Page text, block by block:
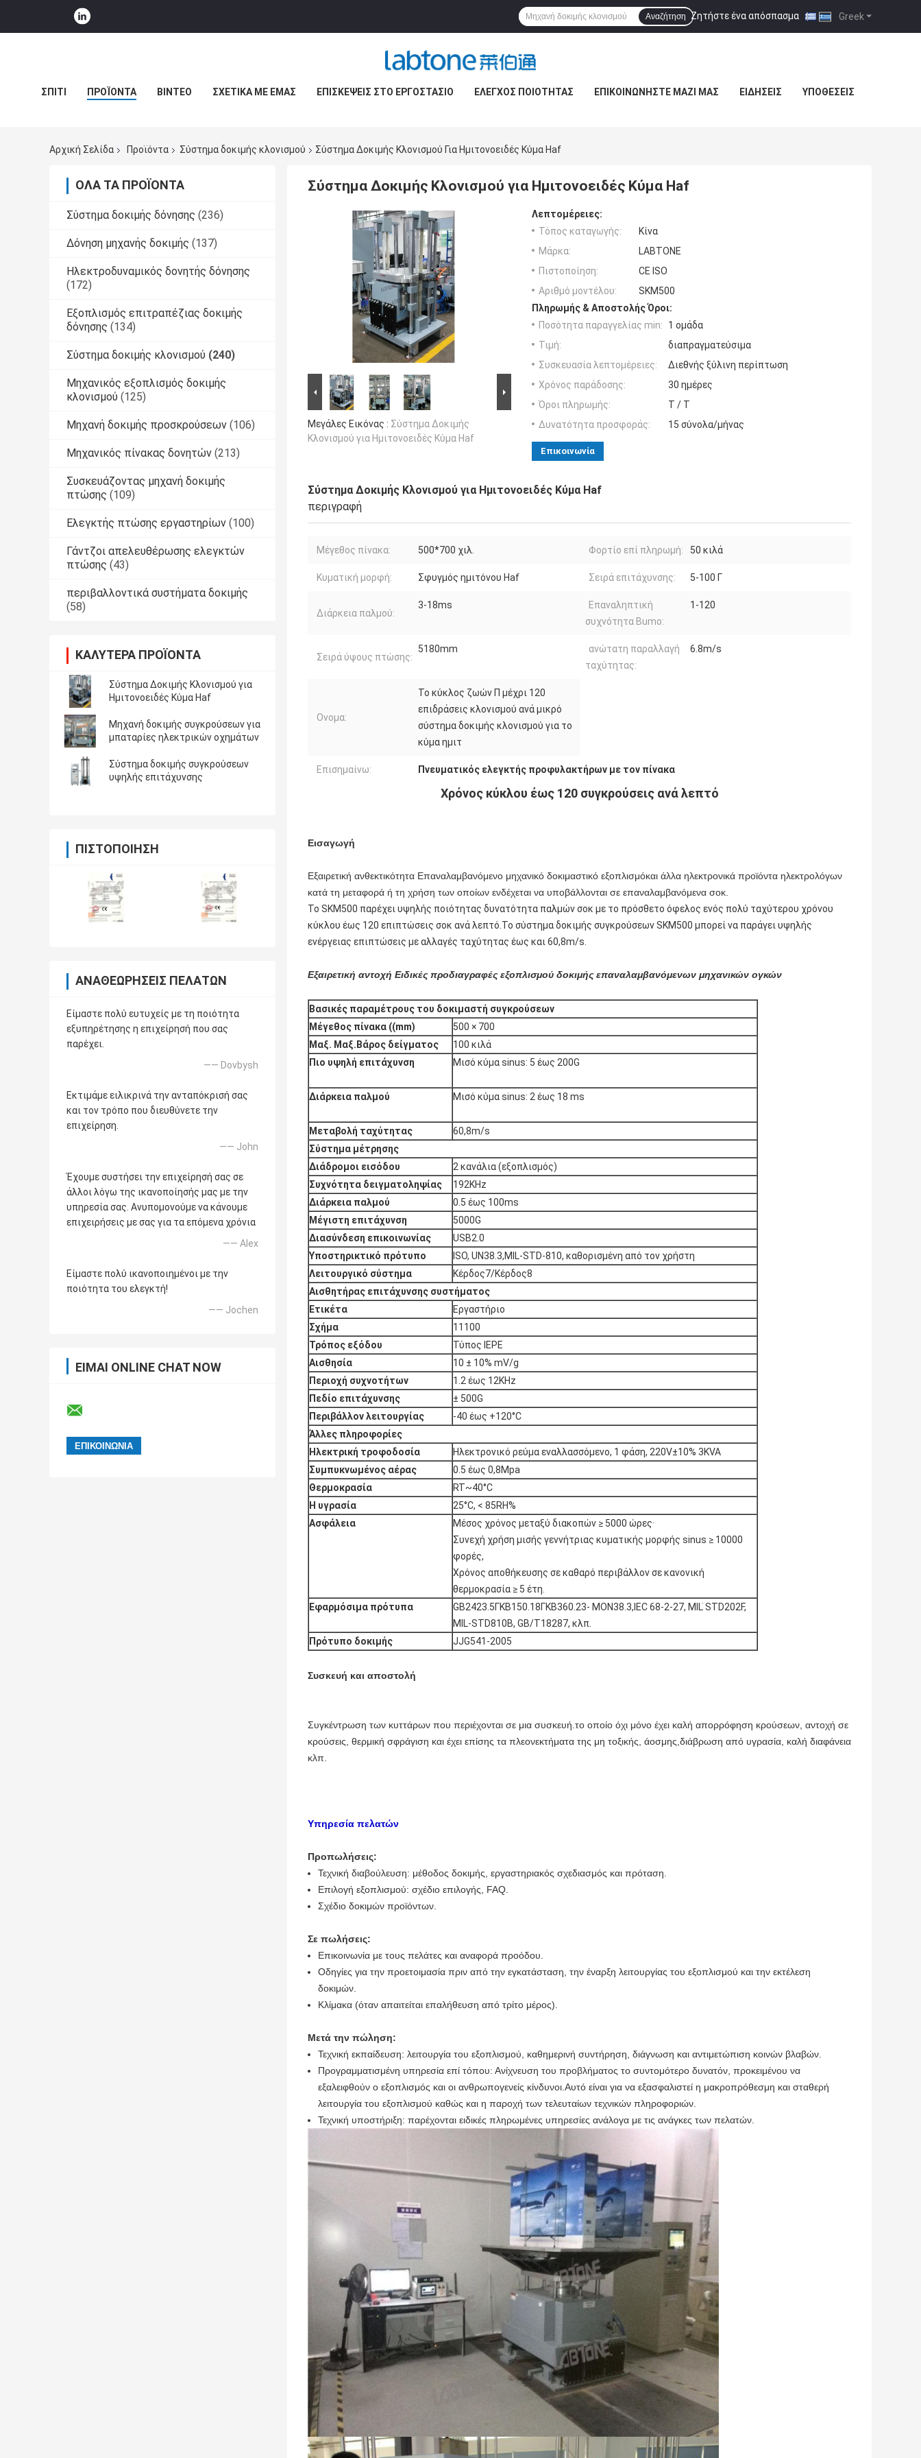
Greek
Ζητήστε ένα απόσπασμα |
Αναζήτηση
ΣΠΊΤΙ ΠΡΟΪΌΝΤΑ ΒΊΝΤΕΟ ΣΧΕΤΙΚΆ ΜΕ ΕΜΆΣ ΕΠΙΣΚΈΨΕΙΣ ΣΤΟ ΕΡΓΟΣΤΆΣΙΟ ΈΛΕΓΧΟΣ ΠΟΙΌΤΗΤΑΣ ΕΠΙΚΟΙΝΩΝΉΣΤΕ ΜΑΖΊ ΜΑΣ ΕΙΔΉΣΕΙΣ ΥΠΟΘΈΣΕΙΣ
Αρχική Σελίδα Προϊόντα Σύστημα δοκιμής κλονισμού Σύστημα Δοκιμής Κλονισμού Για Ημιτονοειδές Κύμα Haf
ΌΛΑ ΤΑ ΠΡΟΪΌΝΤΑ
Σύστημα δοκιμής δόνησης (236)
Δόνηση μηχανής δοκιμής (137)
Ηλεκτροδυναμικός δονητής δόνησης
(172)
Εξοπλισμός επιτραπέζιας δοκιμής
δόνησης (134)
Σύστημα δοκιμής κλονισμού (240)
Μηχανικός εξοπλισμός δοκιμής
κλονισμού (125)
Μηχανή δοκιμής προσκρούσεων (106)
Μηχανικός πίνακας δονητών (213)
Συσκευάζοντας μηχανή δοκιμής
πτώσης (109)
Ελεγκτής πτώσης εργαστηρίων (100)
Γάντζοι απελευθέρωσης ελεγκτών
πτώσης (43)
περιβαλλοντικά συστήματα δοκιμής
(58)
ΚΑΛΎΤΕΡΑ ΠΡΟΪΌΝΤΑ
Σύστημα Δοκιμής Κλονισμού για
Ημιτονοειδές Κύμα Haf
Μηχανή δοκιμής συγκρούσεων για
μπαταρίες ηλεκτρικών οχημάτων
Σύστημα δοκιμής συγκρούσεων
υψηλής επιτάχυνσης
ΠΙΣΤΟΠΟΊΗΣΗ
ΑΝΑΘΕΩΡΉΣΕΙΣ ΠΕΛΑΤΏΝ
Είμαστε πολύ ευτυχείς με τη ποιότητα
εξυπηρέτησης η επιχείρησή που σας
παρέχει.
—— Dovbysh
Εκτιμάμε ειλικρινά την ανταπόκρισή σας
και τον τρόπο που διευθύνετε την
επιχείρηση.
—— John
Έχουμε συστήσει την επιχείρησή σας σε
άλλοι λόγω της ικανοποίησής μας με την
υπηρεσία σας. Ανυπομονούμε να κάνουμε
επιχειρήσεις με σας για τα επόμενα χρόνια
—— Alex
Είμαστε πολύ ικανοποιημένοι με την
ποιότητα του ελεγκτή!
—— Jochen
ΕΊΜΑΙ ONLINE CHAT NOW
Σύστημα Δοκιμής Κλονισμού για Ημιτονοειδές Κύμα Haf
Μεγάλες Εικόνας : Σύστημα Δοκιμής
Κλονισμού για Ημιτονοειδές Κύμα Haf
Λεπτομέρειες:
Τόπος καταγωγής:
Κίνα
Μάρκα:
LABTONE
Πιστοποίηση:
CE ISO
Αριθμό μοντέλου:
SKM500
Πληρωμής & Αποστολής Όροι:
Ποσότητα παραγγελίας min:
1 ομάδα
Τιμή:
διαπραγματεύσιμα
Συσκευασία λεπτομέρειες:
Διεθνής ξύλινη περίπτωση
Χρόνος παράδοσης:
30 ημέρες
Όροι πληρωμής:
T / T
Δυνατότητα προσφοράς:
15 σύνολα/μήνας
Επικοινωνία
Σύστημα Δοκιμής Κλονισμού για Ημιτονοειδές Κύμα Haf
περιγραφή
Μέγεθος πίνακα: 500*700 χιλ. Φορτίο επί πληρωμή: 50 κιλά
Κυματική μορφή: Σφυγμός ημιτόνου Haf Σειρά επιτάχυνσης: 5-100 Γ
Διάρκεια παλμού:
3-18ms
Επαναληπτική
συχνότητα Bumo:
1-120
Σειρά ύψους πτώσης:
5180mm
ανώτατη παραλλαγή
ταχύτητας:
6.8m/s
Ονομα:
Το κύκλος ζωών Π μέχρι 120
επιδράσεις κλονισμού ανά μικρό
σύστημα δοκιμής κλονισμού για το
κύμα ημιτ
Επισημαίνω: Πνευματικός ελεγκτής προφυλακτήρων με τον πίνακα
Χρόνος κύκλου έως 120 συγκρούσεις ανά λεπτό
Εισαγωγή
Εξαιρετική ανθεκτικότητα Επαναλαμβανόμενο μηχανικό δοκιμαστικό εξοπλισμόκαι άλλα ηλεκτρονικά προϊόντα ηλεκτρολόγων
κατά τη μεταφορά ή τη χρήση των οποίων ενδέχεται να υποβάλλονται σε επαναλαμβανόμενα σοκ.
Το SKM500 παρέχει υψηλής ποιότητας δυνατότητα παλμών σοκ με το πρόσθετο όφελος ενός πολύ ταχύτερου χρόνου
κύκλου έως 120 επιπτώσεις σοκ ανά λεπτό.Το σύστημα δοκιμής συγκρούσεων SKM500 μπορεί να παράγει υψηλής
ενέργειας επιπτώσεις με αλλαγές ταχύτητας έως και 60,8m/s.
Εξαιρετική αντοχή Ειδικές προδιαγραφές εξοπλισμού δοκιμής επαναλαμβανόμενων μηχανικών ογκών
Βασικές παραμέτρους του δοκιμαστή συγκρούσεων
Μέγεθος πίνακα ((mm)
500 × 700
Μαξ. Μαξ. Βάρος δείγματος
100 κιλά
Πιο υψηλή επιτάχυνση
Μισό κύμα sinus: 5 έως 200G
Διάρκεια παλμού Μισό κύμα sinus: 2 έως 18 ms
Μεταβολή ταχύτητας
60,8m/s
Σύστημα μέτρησης
Διάδρομοι εισόδου
2 κανάλια (εξοπλισμός)
Συχνότητα δειγματοληψίας
192KHz
Διάρκεια παλμού
0.5 έως 100ms
Μέγιστη επιτάχυνση
5000G
Διασύνδεση επικοινωνίας
USB2.0
Υποστηρικτικό πρότυπο
ISO, UN38.3,MIL-STD-810, καθορισμένη από τον χρήστη
Λειτουργικό σύστημα
Κέρδος7/Κέρδος8
Αισθητήρας επιτάχυνσης συστήματος
Ετικέτα
Εργαστήριο
Σχήμα
11100
Τρόπος εξόδου
Τύπος IEPE
Αισθησία
10 ± 10% mV/g
Περιοχή συχνοτήτων
1.2 έως 12KHz
Πεδίο επιτάχυνσης
± 500G
Περιβάλλον λειτουργίας
-40 έως +120°C
Άλλες πληροφορίες
Ηλεκτρική τροφοδοσία
Ηλεκτρονικό ρεύμα εναλλασσόμενο, 1 φάση, 220V±10% 3KVA
Συμπυκνωμένος αέρας
0.5 έως 0,8Mpa
Θερμοκρασία
RT~40°C
Η υγρασία
25°C, < 85RH%
Ασφάλεια
Μέσος χρόνος μεταξύ διακοπών ≥ 5000 ώρες·
Συνεχή χρήση μισής γεννήτριας κυματικής μορφής sinus ≥ 10000
φορές,
Χρόνος αποθήκευσης σε καθαρό περιβάλλον σε κανονική
θερμοκρασία ≥ 5 έτη.
Εφαρμόσιμα πρότυπα
GB2423.5ΓΚΒ150.18ΓΚΒ360.23- ΜΟΝ38.3,IEC 68-2-27, MIL ̇STD202F,
MIL-STD810B, GB/T18287, κλπ.
Πρότυπο δοκιμής
JJG541-2005
Συσκευή και αποστολή
Συγκέντρωση των κυττάρων που περιέχονται σε μια συσκευή.το οποίο όχι μόνο έχει καλή απορρόφηση κρούσεων, αντοχή σε
κρούσεις, θερμική σφράγιση και έχει επίσης τα πλεονεκτήματα της μη τοξικής, άοσμης,διάβρωση από υγρασία, καλή διαφάνεια
κλπ.
Υπηρεσία πελατών
Προπωλήσεις:
Τεχνική διαβούλευση: μέθοδος δοκιμής, εργαστηριακός σχεδιασμός και πρόταση.
Επιλογή εξοπλισμού: σχέδιο επιλογής, FAQ.
Σχέδιο δοκιμών προϊόντων.
Σε πωλήσεις:
Επικοινωνία με τους πελάτες και αναφορά προόδου.
Οδηγίες για την προετοιμασία πριν από την εγκατάσταση, την έναρξη λειτουργίας του εξοπλισμού και την εκτέλεση
δοκιμών.
Κλίμακα (όταν απαιτείται επαλήθευση από τρίτο μέρος).
Μετά την πώληση:
Τεχνική εκπαίδευση: λειτουργία του εξοπλισμού, καθημερινή συντήρηση, διάγνωση και αντιμετώπιση κοινών βλαβών.
Προγραμματισμένη υπηρεσία επί τόπου: Ανίχνευση του προβλήματος το συντομότερο δυνατόν, προκειμένου να
εξαλειφθούν ο εξοπλισμός και οι ανθρωπογενείς κίνδυνοι.Αυτό είναι για να εξασφαλιστεί η μακροπρόθεσμη και σταθερή
λειτουργία του εξοπλισμού καθώς και η παροχή των τελευταίων τεχνικών πληροφοριών.
Τεχνική υποστήριξη: παρέχονται ειδικές πληρωμένες υπηρεσίες ανάλογα με τις ανάγκες των πελατών.